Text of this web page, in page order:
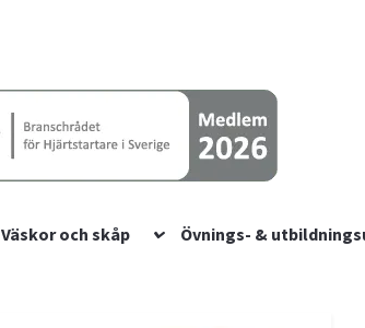
Väskor och skåp Övnings- &